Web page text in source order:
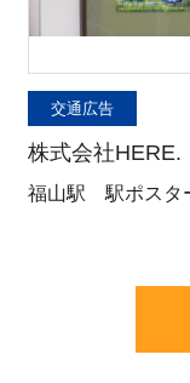
交通広告
株式会社HERE.
福山駅 駅ポスタ